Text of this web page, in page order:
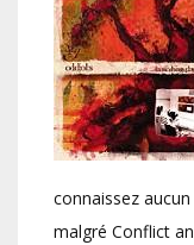
connaissez
malgré Conflict